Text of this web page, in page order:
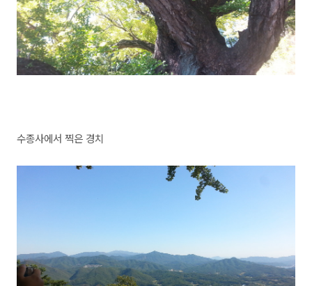
수종사에서 찍은 경치